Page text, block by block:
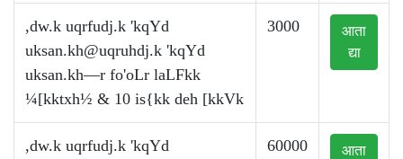
,dw.k uqrfudj.k 'kqYd
uksan.kh@uqruhdj.k 'kqYd
uksan.kh—r fo'oLr laLFkk
¼[kktxh½ & 10 is{kk deh [kkVk
3000
आता
द्या
,dw.k uqrfudj.k 'kqYd
60000
आता